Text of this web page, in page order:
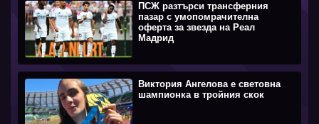
ПСЖ разтърси трансферния
пазар с умопомрачителна
оферта за звезда на Реал
Мадрид
Виктория Ангелова е световна
шампионка в тройния скок